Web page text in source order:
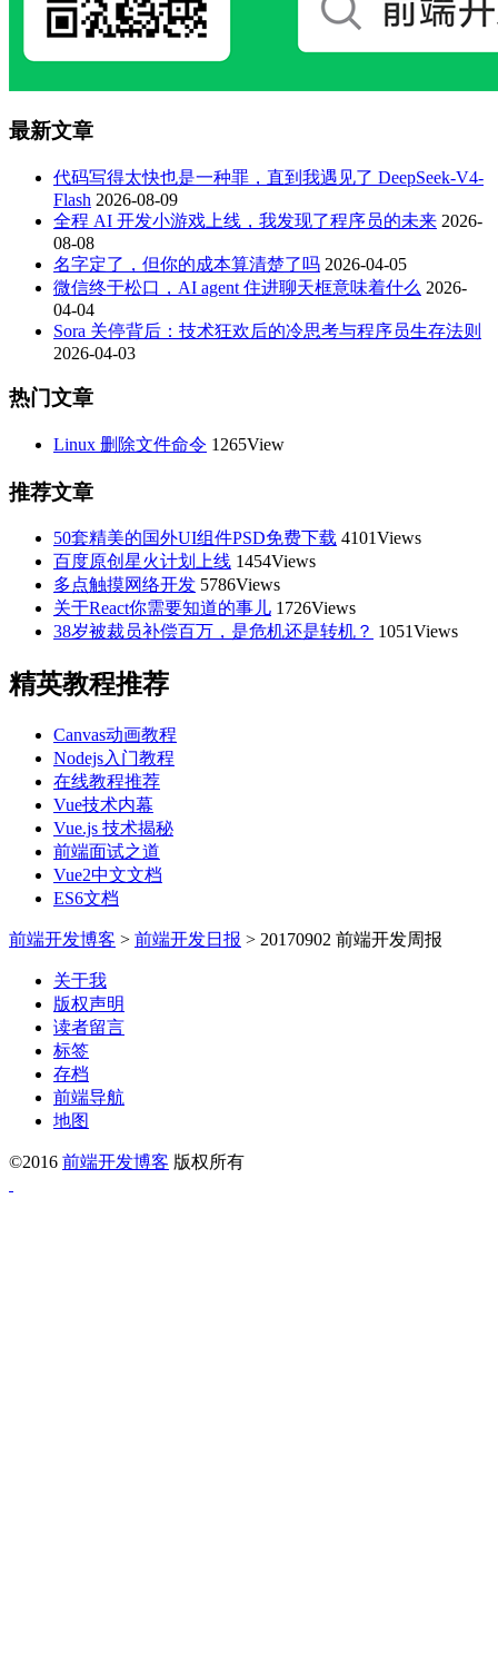
最新文章
代码写得太快也是一种罪，直到我遇见了 DeepSeek-V4-
Flash 2026-08-09
全程 AI 开发小游戏上线，我发现了程序员的未来 2026-
08-08
名字定了，但你的成本算清楚了吗 2026-04-05
微信终于松口，AI agent 住进聊天框意味着什么 2026-
04-04
Sora 关停背后：技术狂欢后的冷思考与程序员生存法则
2026-04-03
热门文章
Linux 删除文件命令 1265View
推荐文章
50套精美的国外UI组件PSD免费下载 4101Views
百度原创星火计划上线 1454Views
多点触摸网络开发 5786Views
关于React你需要知道的事儿 1726Views
38岁被裁员补偿百万，是危机还是转机？ 1051Views
精英教程推荐
Canvas动画教程
Nodejs入门教程
在线教程推荐
Vue技术内幕
Vue.js 技术揭秘
前端面试之道
Vue2中文文档
ES6文档
前端开发博客 > 前端开发日报 > 20170902 前端开发周报
关于我
版权声明
读者留言
标签
存档
前端导航
地图
©2016 前端开发博客 版权所有